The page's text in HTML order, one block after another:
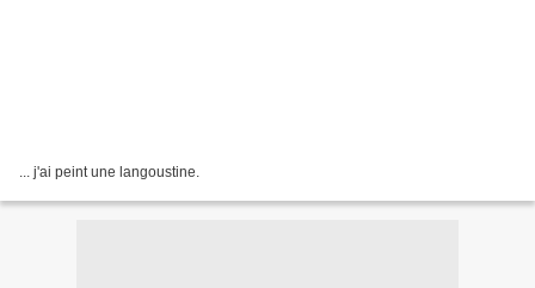
... j'ai peint une langoustine.